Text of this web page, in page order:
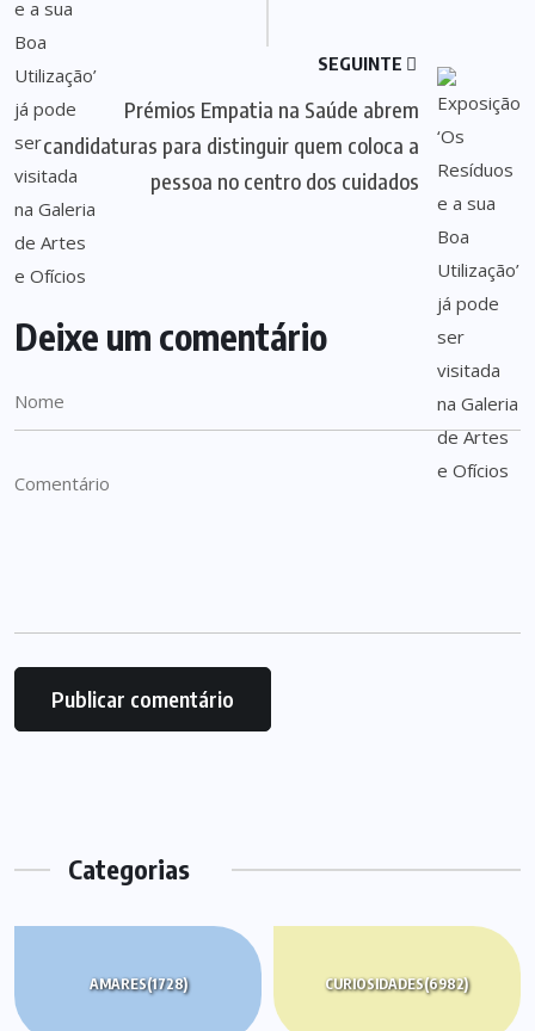
SEGUINTE
Prémios Empatia na Saúde abrem
candidaturas para distinguir quem coloca a
pessoa no centro dos cuidados
Deixe um comentário
Categorias
AMARES(1728) CURIOSIDADES(6982)